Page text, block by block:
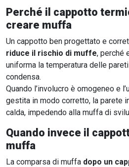
Perché il cappotto
creare muffa
Un cappotto ben progettato e
riduce il rischio di muffe, perché
uniforma la temperatura delle
condensa.
Quando l’involucro è omogeneo e
gestita in modo corretto, la parete
calda, impedendo alla muffa di
Quando invece il
muffa
La comparsa di muffa dopo un